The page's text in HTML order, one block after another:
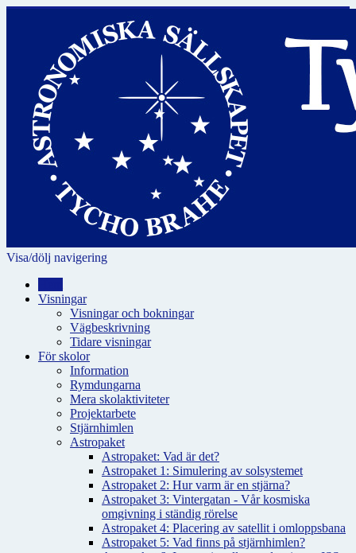
Visa/dölj navigering
Visningar
Visningar och bokningar
Vägbeskrivning
Tidare visningar
För skolor
Information
Rymdungarna
Mera skolaktiviteter
Projektarbete
Stjärnhimlen
Astropaket
Astropaket: Vad är det?
Astropaket 1: Simulering av solsystemet
Astropaket 2: Hur varm är en stjärna?
Astropaket 3: Vintergatan - Vår kosmiska
omgivning i ständig rörelse
Astropaket 4: Placering av satellit i omloppsbana
Astropaket 5: Vad finns på stjärnhimlen?